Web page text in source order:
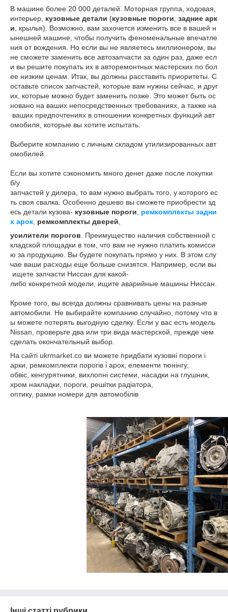
В машине более 20 000 деталей. Моторная группа, ходовая,
интерьер, кузовные детали (кузовные пороги задние арк
и , крылья). Возможно, вам захочется изменить все в вашей н
ынешней машине, чтобы получить феноменальные впечатле
ния от вождения. Но если вы не являетесь миллионером, вы
не сможете заменить все автозапчасти за один раз, даже есл
и вы решите покупать их в авторемонтных мастерских по бол
ее низким ценам. Итак, вы должны расставить приоритеты. С
оставьте список запчастей, которые вам нужны сейчас, и друг
их, которые можно будет заменить позже. Это может быть ос
новано на ваших непосредственных требованиях, а также на
ваших предпочтениях в отношении конкретных функций авт
омобиля, которые вы хотите испытать.
Выберите компанию с личным складом утилизированных авт
омобилей
Если вы хотите сэкономить много денег даже после покупки
б/у
запчастей у дилера, то вам нужно выбрать того, у которого ес
ть своя свалка. Особенно дешево вы сможете приобрести зд
есь детали кузова- кузовные пороги
ремкомплекты задни
х арок ремкомплекты дверей
усилители порогов . Преимущество наличия собственной с
кладской площадки в том, что вам не нужно платить комисси
ю за продукцию. Вы будете покупать прямо у них. В этом слу
чае ваши расходы еще больше снизятся. Например, если вы
ищете запчасти Ниссан для какой-
либо конкретной модели, ищите аварийные машины Ниссан.
Кроме того, вы всегда должны сравнивать цены на разные
автомобили. Не выбирайте компанию случайно, потому что в
ы можете потерять выгодную сделку. Если у вас есть модель
Nissan, проверьте два или три вида мастерской, прежде чем
сделать окончательный выбор.
На сайті ukrmarket.co ви можете придбати кузовні пороги і
арки, ремкомплекти порогів і арок, елементи тюнінгу,
обвіс, кенгурятники, вихлопні системи, насадки на глушник,
хром накладки, пороги, решітки радіатора,
оптику, рамки номери для автомобілів